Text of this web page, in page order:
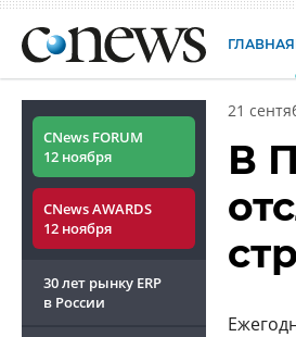
ГЛАВНАЯ
CNews FORUM
12 ноября
CNews AWARDS
12 ноября
30 лет рынку ERP
в России
21
В